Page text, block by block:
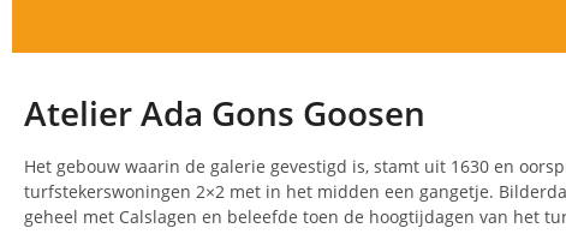
Atelier Ada Gons Goosen
Het gebouw waarin de galerie gevestigd is, stamt uit 1630 en
turfstekerswoningen 2×2 met in het midden een gangetje.
geheel met Calslagen en beleefde toen de hoogtijdagen van het